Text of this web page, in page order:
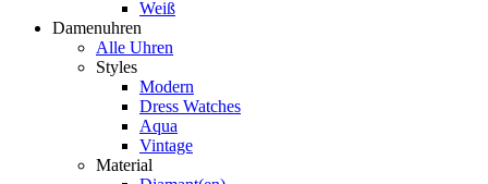
Weiß
Damenuhren
Alle Uhren
Styles
Modern
Dress Watches
Aqua
Vintage
Material